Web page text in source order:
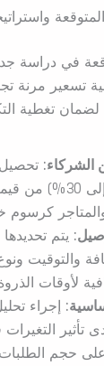
في
تسعير مرنة
لضمان تغطية
الشركاء:تحصيل
بين 15% إلى
كرسوم
يتم تحديدها
والتوقيت
لأوقات
إجراء
تأثير
حجم الطلبات